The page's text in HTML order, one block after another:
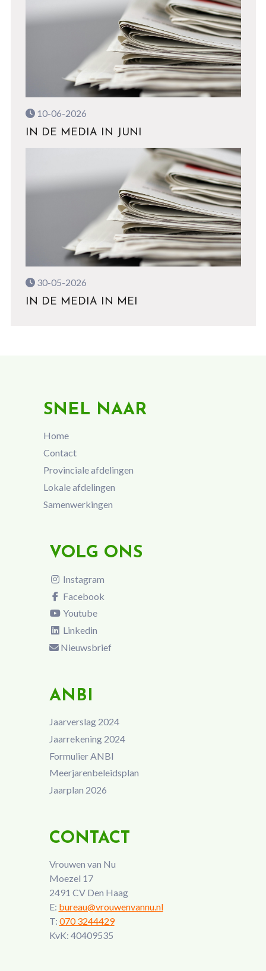
10-06-2026
IN DE MEDIA IN JUNI
30-05-2026
IN DE MEDIA IN MEI
SNEL NAAR
Home
Contact
Provinciale afdelingen
Lokale afdelingen
Samenwerkingen
VOLG ONS
Instagram
Facebook
Youtube
Linkedin
Nieuwsbrief
ANBI
Jaarverslag 2024
Jaarrekening 2024
Formulier ANBI
Meerjarenbeleidsplan
Jaarplan 2026
CONTACT
Vrouwen van Nu
Moezel 17
2491 CV Den Haag
E: bureau@vrouwenvannu.nl
T: 070 3244429
KvK: 40409535